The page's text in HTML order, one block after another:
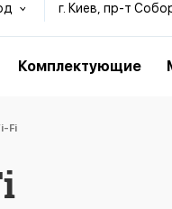
г. Киев, пр-т
Комплектующие
Fi